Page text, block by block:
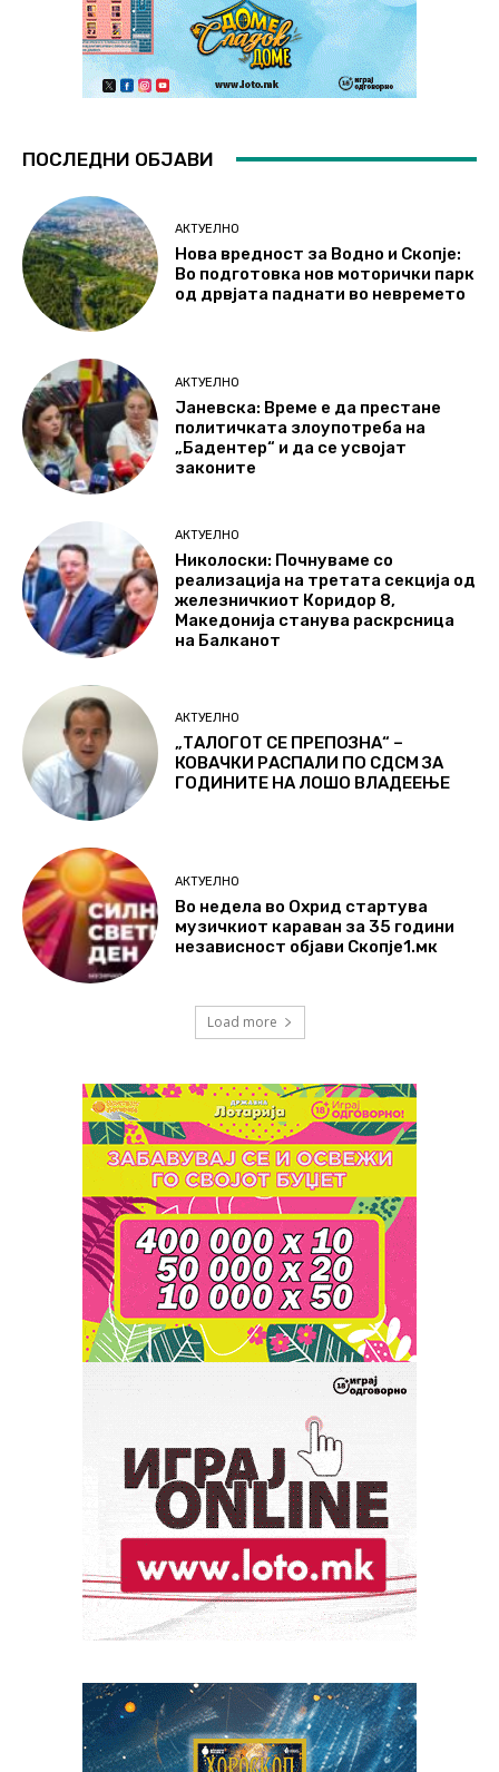
ПОСЛЕДНИ ОБЈАВИ
АКТУЕЛНО
Нова вредност за Водно и Скопје:
Во подготовка нов моторички парк
од дрвјата паднати во невремето
АКТУЕЛНО
Јаневска: Време е да престане
политичката злоупотреба на
„Бадентер“ и да се усвојат
законите
АКТУЕЛНО
Николоски: Почнуваме со
реализација на третата секција од
железничкиот Коридор 8,
Македонија станува раскрсница
на Балканот
АКТУЕЛНО
„ТАЛОГОТ СЕ ПРЕПОЗНА“ –
КОВАЧКИ РАСПАЛИ ПО СДСМ ЗА
ГОДИНИТЕ НА ЛОШО ВЛАДЕЕЊЕ
АКТУЕЛНО
Во недела во Охрид стартува
музичкиот караван за 35 години
независност објави Скопје1.мк
Load more